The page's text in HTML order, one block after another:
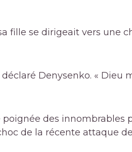
fille se dirigeait vers une
Denysenko. « Dieu
des innombrables
de la récente attaque